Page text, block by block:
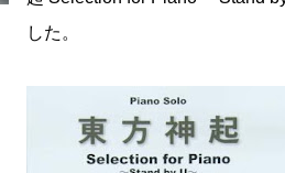
した。